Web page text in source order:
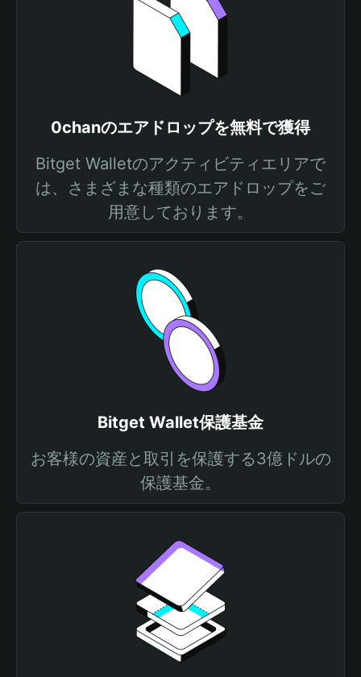
0chanのエアドロップを無料で獲得
Bitget Walletのアクティビティエリアで
は、さまざまな種類のエアドロップをご
用意しております。
Bitget Wallet保護基金
お客様の資産と取引を保護する3億ドルの
保護基金。